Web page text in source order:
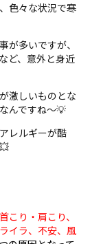
色々な状況で寒
が多いですが、
ど、意外と身近
激しいものとな
んですね～💡
レルギーが酷
こり・肩こり、
イラ、不安、風